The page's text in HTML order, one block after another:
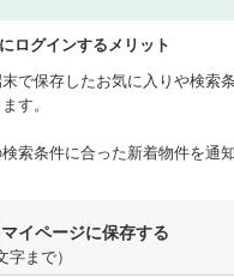
ログインするメリット
で保存したお気に入りや検索
す。
索条件に合った新着物件を通知
イページに保存する
字まで）